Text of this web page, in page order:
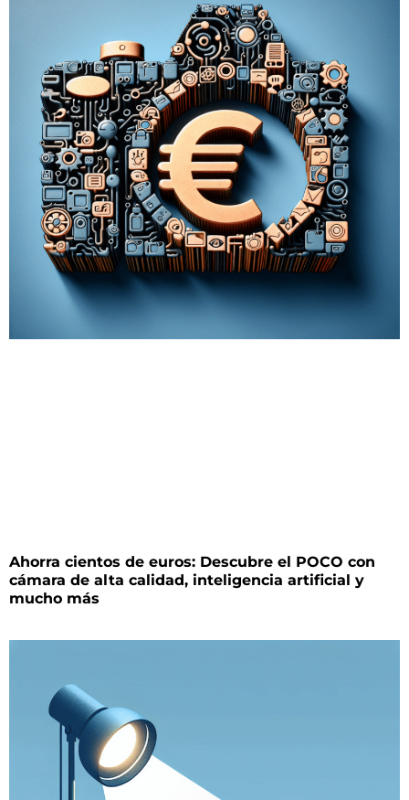
Ahorra cientos de euros: Descubre el POCO con
cámara de alta calidad, inteligencia artificial y
mucho más